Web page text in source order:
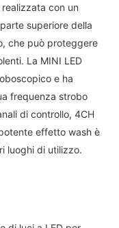
con un
superiore della
che può proteggere
La MINI LED
e ha
frequenza strobo
di controllo, 4CH
effetto wash è
luoghi di utilizzo.